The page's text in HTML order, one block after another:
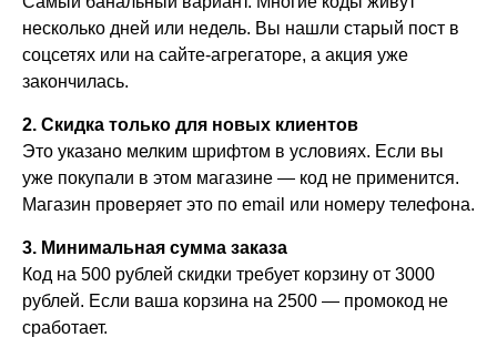
несколько дней или недель. Вы нашли старый пост в
соцсетях или на сайте-агрегаторе, а акция уже
закончилась.
2. Скидка только для новых клиентов
Это указано мелким шрифтом в условиях. Если вы
уже покупали в этом магазине — код не применится.
Магазин проверяет это по email или номеру телефона.
3. Минимальная сумма заказа
Код на 500 рублей скидки требует корзину от 3000
рублей. Если ваша корзина на 2500 — промокод не
сработает.